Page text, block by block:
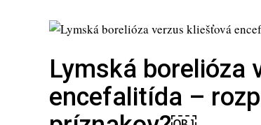
Lymská borelióza
encefalitída –